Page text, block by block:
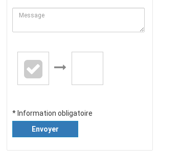
* Information obligatoire
Envoyer